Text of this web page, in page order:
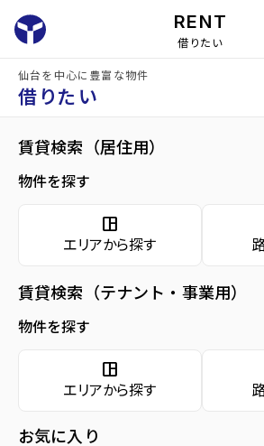
RENT
借りたい
仙台を中心に豊富な物件
借りたい
賃貸検索（居住用）
物件を探す
space_dashboard
エリアから探す
賃貸検索（テナント・事業用）
物件を探す
space_dashboard
エリアから探す
お気に入り
賃貸アパート ディオールテラシマ
建物概要
現在募集中の物件arrow_forward
arrow_forward
地図・周辺環境 arrow_forward
ディオールテラシマ 2階
管理費・共益費
間取り
2階／2階建て